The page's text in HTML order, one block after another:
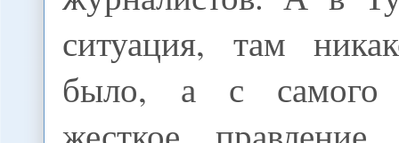
ситуация, там
было, а с самого